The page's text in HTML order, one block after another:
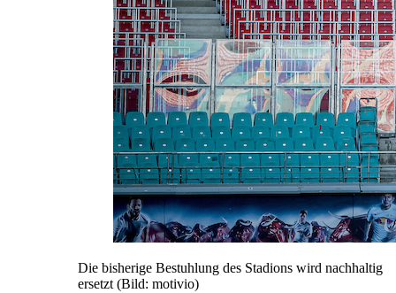
Die bisherige Bestuhlung des Stadions wird nachhaltig
ersetzt (Bild: motivio)